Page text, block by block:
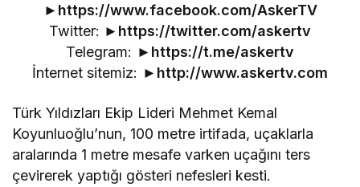
► https://www.facebook.com/AskerTV
Twitter: ► https://twitter.com/askertv
Telegram: ► https://t.me/askertv
İnternet sitemiz: ► http://www.askertv.com
Türk Yıldızları Ekip Lideri Mehmet Kemal
Koyunluoğlu’nun, 100 metre irtifada, uçaklarla
aralarında 1 metre mesafe varken uçağını ters
çevirerek yaptığı gösteri nefesleri kesti.